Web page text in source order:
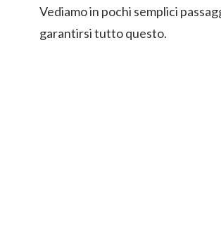
Vediamo in pochi semplici
garantirsi tutto questo.